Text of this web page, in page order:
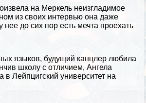
на Меркель неизгладимое
из своих интервью она даже
нее до сих пор есть мечта проехать
языков, будущий канцлер любила
школу с отличием, Ангела
в Лейпцигский университет на